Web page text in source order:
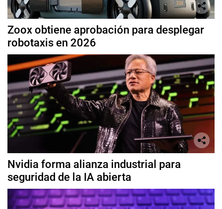
Zoox obtiene aprobación para desplegar
robotaxis en 2026
Nvidia forma alianza industrial para
seguridad de la IA abierta